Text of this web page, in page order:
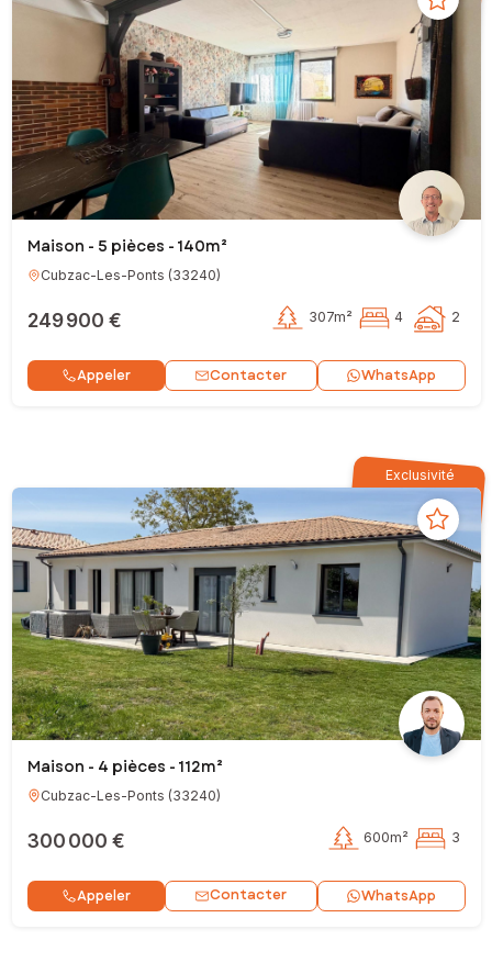
Maison - 5 pièces - 140m²
Cubzac-Les-Ponts (33240)
249 900 € 307m² 4 2
Appeler Contacter WhatsApp
Exclusivité
Maison - 4 pièces - 112m²
Cubzac-Les-Ponts (33240)
300 000 € 600m² 3
Appeler Contacter WhatsApp